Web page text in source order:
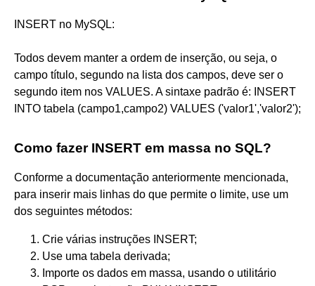
INSERT no MySQL:
Todos devem manter a ordem de inserção, ou seja, o
campo título, segundo na lista dos campos, deve ser o
segundo item nos VALUES. A sintaxe padrão é: INSERT
INTO tabela (campo1,campo2) VALUES ('valor1','valor2');
Como fazer INSERT em massa no SQL?
Conforme a documentação anteriormente mencionada,
para inserir mais linhas do que permite o limite, use um
dos seguintes métodos:
Crie várias instruções INSERT;
Use uma tabela derivada;
Importe os dados em massa, usando o utilitário